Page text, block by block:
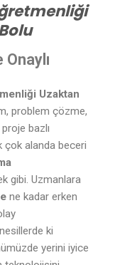
Uzaktan
problem çözme,
bazlı
çok alanda beceri
gibi. Uzmanlara
ne kadar erken
ki
yerini iyice